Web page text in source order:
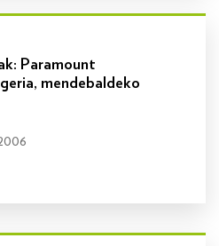
Paramount
mendebaldeko